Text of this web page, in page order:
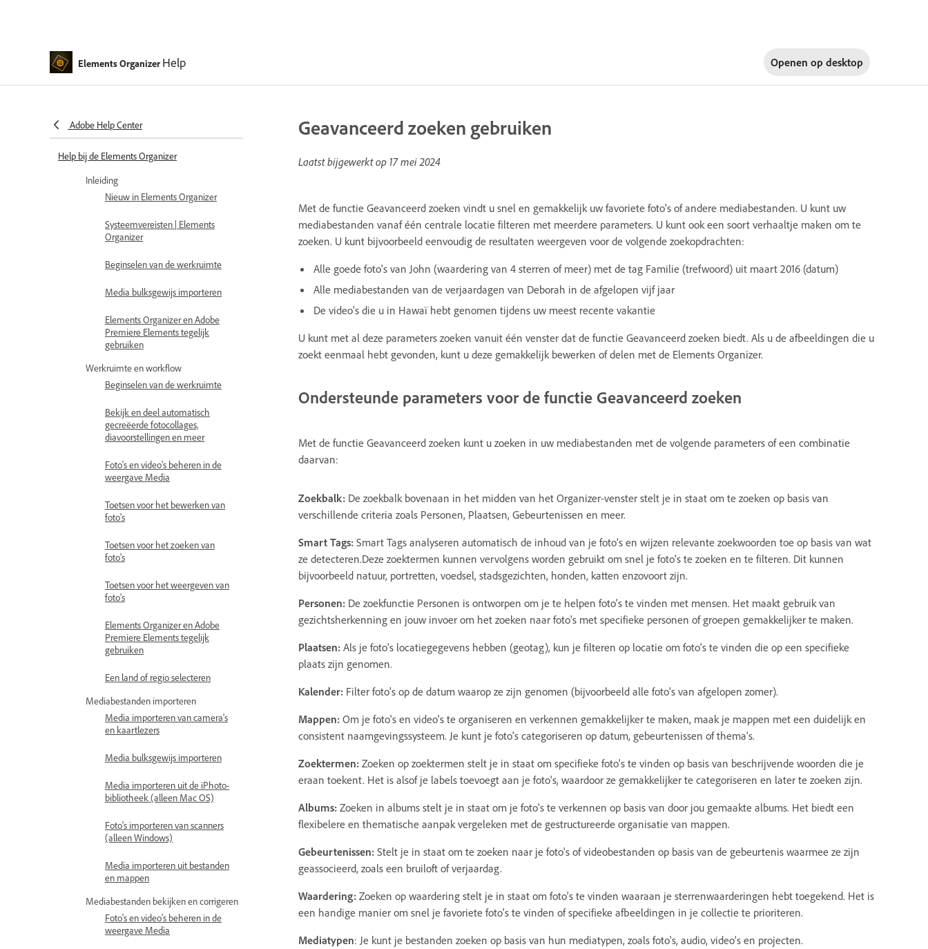
Elements Organizer Help Openen op desktop
Adobe Help Center
Help bij de Elements Organizer
Inleiding
Nieuw in Elements Organizer
Systeemvereisten | Elements
Organizer
Beginselen van de werkruimte
Media bulksgewijs importeren
Elements Organizer en Adobe
Premiere Elements tegelijk
gebruiken
Werkruimte en workflow
Beginselen van de werkruimte
Bekijk en deel automatisch
gecreëerde fotocollages,
diavoorstellingen en meer
Foto's en video's beheren in de
weergave Media
Toetsen voor het bewerken van
foto's
Toetsen voor het zoeken van
foto's
Toetsen voor het weergeven van
foto's
Elements Organizer en Adobe
Premiere Elements tegelijk
gebruiken
Een land of regio selecteren
Mediabestanden importeren
Media importeren van camera's
en kaartlezers
Media bulksgewijs importeren
Media importeren uit de iPhoto-
bibliotheek (alleen Mac OS)
Foto's importeren van scanners
(alleen Windows)
Media importeren uit bestanden
en mappen
Mediabestanden bekijken en corrigeren
Foto's en video's beheren in de
weergave Media
Geavanceerd zoeken gebruiken
Laatst bijgewerkt op 17 mei 2024
Met de functie Geavanceerd zoeken vindt u snel en gemakkelijk uw favoriete foto's of andere mediabestanden. U kunt uw
mediabestanden vanaf één centrale locatie filteren met meerdere parameters. U kunt ook een soort verhaaltje maken om te
zoeken. U kunt bijvoorbeeld eenvoudig de resultaten weergeven voor de volgende zoekopdrachten:
Alle goede foto's van John (waardering van 4 sterren of meer) met de tag Familie (trefwoord) uit maart 2016 (datum)
Alle mediabestanden van de verjaardagen van Deborah in de afgelopen vijf jaar
De video's die u in Hawaï hebt genomen tijdens uw meest recente vakantie
U kunt met al deze parameters zoeken vanuit één venster dat de functie Geavanceerd zoeken biedt. Als u de afbeeldingen die u
zoekt eenmaal hebt gevonden, kunt u deze gemakkelijk bewerken of delen met de Elements Organizer.
Ondersteunde parameters voor de functie Geavanceerd zoeken
Met de functie Geavanceerd zoeken kunt u zoeken in uw mediabestanden met de volgende parameters of een combinatie
daarvan:
Zoekbalk: De zoekbalk bovenaan in het midden van het Organizer-venster stelt je in staat om te zoeken op basis van
verschillende criteria zoals Personen, Plaatsen, Gebeurtenissen en meer.
Smart Tags: Smart Tags analyseren automatisch de inhoud van je foto's en wijzen relevante zoekwoorden toe op basis van wat
ze detecteren.Deze zoektermen kunnen vervolgens worden gebruikt om snel je foto's te zoeken en te filteren. Dit kunnen
bijvoorbeeld natuur, portretten, voedsel, stadsgezichten, honden, katten enzovoort zijn.
Personen: De zoekfunctie Personen is ontworpen om je te helpen foto's te vinden met mensen. Het maakt gebruik van
gezichtsherkenning en jouw invoer om het zoeken naar foto's met specifieke personen of groepen gemakkelijker te maken.
Plaatsen: Als je foto's locatiegegevens hebben (geotag), kun je filteren op locatie om foto's te vinden die op een specifieke
plaats zijn genomen.
Kalender: Filter foto's op de datum waarop ze zijn genomen (bijvoorbeeld alle foto's van afgelopen zomer).
Mappen: Om je foto's en video's te organiseren en verkennen gemakkelijker te maken, maak je mappen met een duidelijk en
consistent naamgevingssysteem. Je kunt je foto's categoriseren op datum, gebeurtenissen of thema's.
Zoektermen: Zoeken op zoektermen stelt je in staat om specifieke foto's te vinden op basis van beschrijvende woorden die je
eraan toekent. Het is alsof je labels toevoegt aan je foto's, waardoor ze gemakkelijker te categoriseren en later te zoeken zijn.
Albums: Zoeken in albums stelt je in staat om je foto's te verkennen op basis van door jou gemaakte albums. Het biedt een
flexibelere en thematische aanpak vergeleken met de gestructureerde organisatie van mappen.
Gebeurtenissen: Stelt je in staat om te zoeken naar je foto's of videobestanden op basis van de gebeurtenis waarmee ze zijn
geassocieerd, zoals een bruiloft of verjaardag.
Waardering: Zoeken op waardering stelt je in staat om foto's te vinden waaraan je sterrenwaarderingen hebt toegekend. Het is
een handige manier om snel je favoriete foto's te vinden of specifieke afbeeldingen in je collectie te prioriteren.
Mediatypen: Je kunt je bestanden zoeken op basis van hun mediatypen, zoals foto's, audio, video's en projecten.